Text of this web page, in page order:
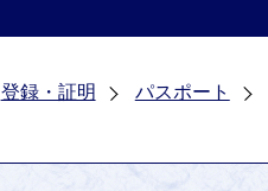
登録・証明 パスポート